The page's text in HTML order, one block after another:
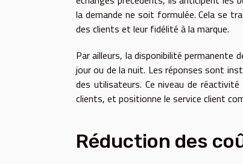
la demande ne soit formulée. Cela se
des clients et leur fidélité à la marque.
Par ailleurs, la disponibilité
jour ou de la nuit. Les réponses sont
des utilisateurs. Ce niveau de
clients, et positionne le service client
Réduction des